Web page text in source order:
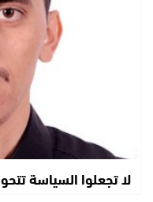
لا تجعلوا السياسة